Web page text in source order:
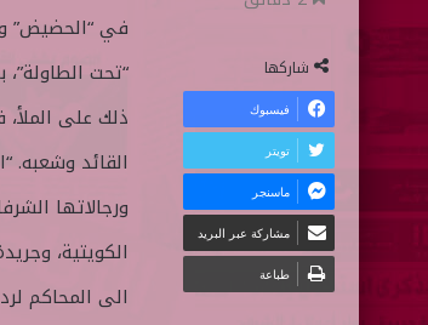
في “الحضيض”
“تحت
ذلك على
القائد وشعبه.
ورجالاتها
الكويتية،
الى المحاكم
ت
و
ي
ر
د
ا
إ
ل
ر
شاركها
فيسبوك
تويتر
ماسنجر
مشاركة عبر البريد
طباعة